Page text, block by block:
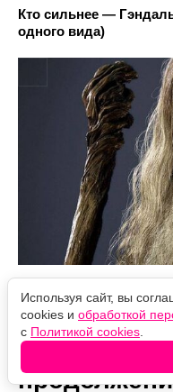
Кто сильнее —
одного вида)
Спилберг
Используя сайт, вы
cookies и обработкой
с Политикой cookies